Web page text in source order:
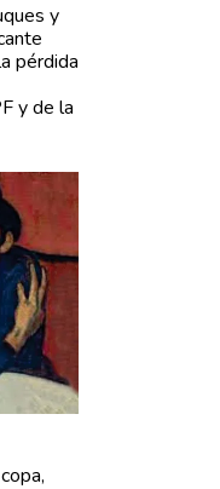
y
pérdida
y de la